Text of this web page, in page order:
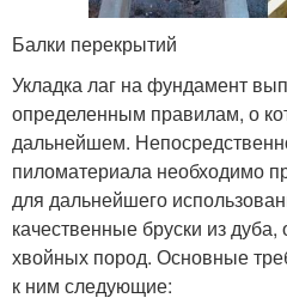
Балки перекрытий
Укладка лаг на фундамент
определенным правилам, о
дальнейшем.
пиломатериала необходимо
для дальнейшего
качественные бруски из
хвойных пород. Основные
к ним следующие: